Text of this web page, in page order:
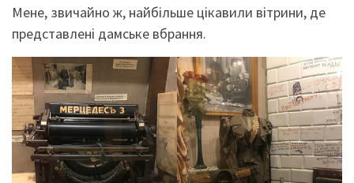
Мене, звичайно ж, найбільше цікавили вітрини, де
представлені дамське вбрання.